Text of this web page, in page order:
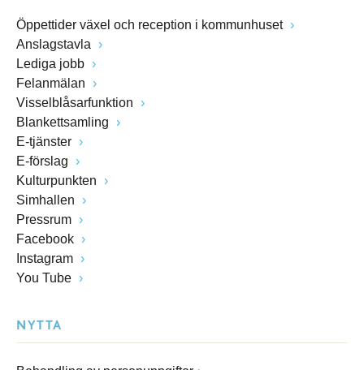
Öppettider växel och reception i kommunhuset
Anslagstavla
Lediga jobb
Felanmälan
Visselblåsarfunktion
Blankettsamling
E-tjänster
E-förslag
Kulturpunkten
Simhallen
Pressrum
Facebook
Instagram
You Tube
NYTTA